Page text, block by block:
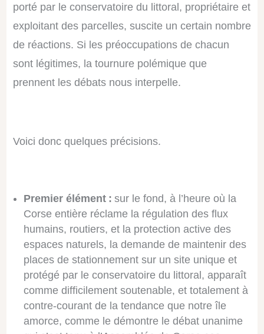
porté par le conservatoire du littoral, propriétaire et
exploitant des parcelles, suscite un certain nombre
de réactions. Si les préoccupations de chacun
sont légitimes, la tournure polémique que
prennent les débats nous interpelle.
Voici donc quelques précisions.
Premier élément : sur le fond, à l’heure où la
Corse entière réclame la régulation des flux
humains, routiers, et la protection active des
espaces naturels, la demande de maintenir des
places de stationnement sur un site unique et
protégé par le conservatoire du littoral, apparaît
comme difficilement soutenable, et totalement à
contre-courant de la tendance que notre île
amorce, comme le démontre le débat unanime